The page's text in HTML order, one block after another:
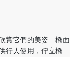
賞它們的美姿，橋面
行人使用，佇立橋